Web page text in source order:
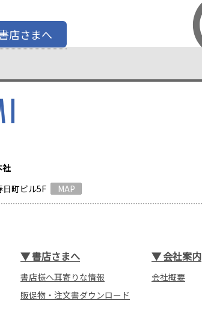
店さまへ
社
町ビル5F
MAP
▼書店さまへ
書店様へ耳寄りな情報
販促物・注文書ダウンロード
▼会社案内
会社概要